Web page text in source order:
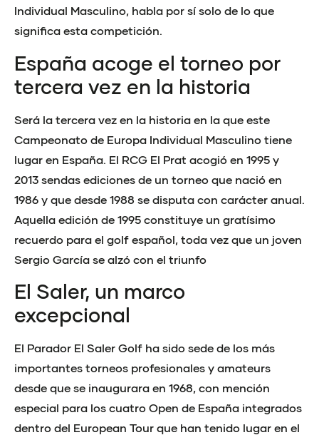
Individual Masculino, habla por sí solo de lo que
significa esta competición.
España acoge el torneo por
tercera vez en la historia
Será la tercera vez en la historia en la que este
Campeonato de Europa Individual Masculino tiene
lugar en España. El RCG El Prat acogió en 1995 y
2013 sendas ediciones de un torneo que nació en
1986 y que desde 1988 se disputa con carácter anual.
Aquella edición de 1995 constituye un gratísimo
recuerdo para el golf español, toda vez que un joven
Sergio García se alzó con el triunfo
El Saler, un marco
excepcional
El Parador El Saler Golf ha sido sede de los más
importantes torneos profesionales y amateurs
desde que se inaugurara en 1968, con mención
especial para los cuatro Open de España integrados
dentro del European Tour que han tenido lugar en el